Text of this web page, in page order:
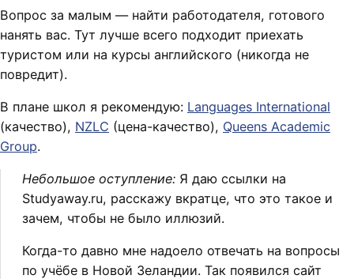
Вопрос за малым — найти работодателя, готового
нанять вас. Тут лучше всего подходит приехать
туристом или на курсы английского (никогда не
повредит).
В плане школ я рекомендую: Languages International
(качество), NZLC (цена-качество), Queens Academic
Group.
Небольшое оступление:Я даю ссылки на
Studyaway.ru, расскажу вкратце, что это такое и
зачем, чтобы не было иллюзий.
Когда-то давно мне надоело отвечать на вопросы
по учёбе в Новой Зеландии. Так появился сайт